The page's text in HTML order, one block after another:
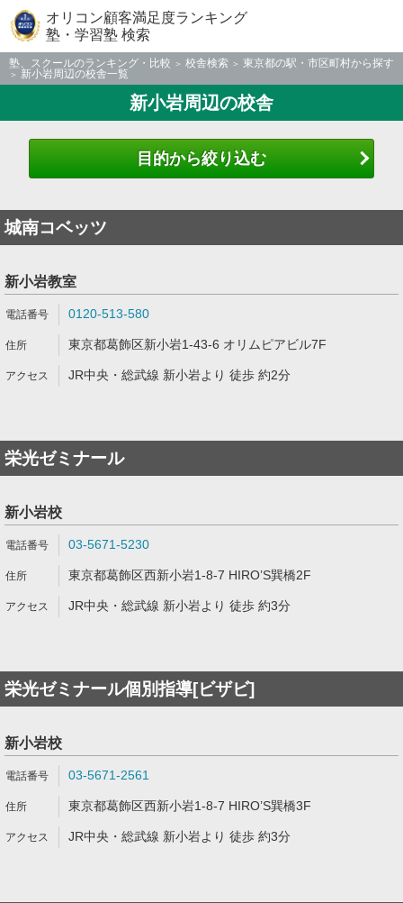
オリコン顧客満足度ランキング
塾・学習塾 検索
塾、スクールのランキング・比較 校舎検索
東京都の駅・市区町村から探す
新小岩周辺の校舎一覧
新小岩周辺の校舎
目的から絞り込む
城南コベッツ
新小岩教室
0120-513-580
東京都葛飾区新小岩1-43-6 オリムピアビル7F
JR中央・総武線 新小岩より 徒歩 約2分
栄光ゼミナール
新小岩校
03-5671-5230
東京都葛飾区西新小岩1-8-7 HIRO’S巽橋2F
JR中央・総武線 新小岩より 徒歩 約3分
栄光ゼミナール個別指導[ビザビ]
新小岩校
03-5671-2561
東京都葛飾区西新小岩1-8-7 HIRO’S巽橋3F
JR中央・総武線 新小岩より 徒歩 約3分